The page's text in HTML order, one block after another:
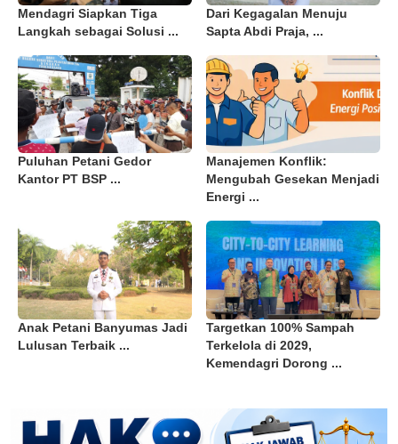
Mendagri Siapkan Tiga
Langkah sebagai Solusi ...
Dari Kegagalan Menuju
Sapta Abdi Praja, ...
Puluhan Petani Gedor
Kantor PT BSP ...
Manajemen Konflik:
Mengubah Gesekan Menjadi
Energi ...
Anak Petani Banyumas Jadi
Lulusan Terbaik ...
Targetkan 100% Sampah
Terkelola di 2029,
Kemendagri Dorong ...